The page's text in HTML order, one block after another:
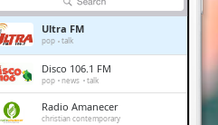
Ultra FM
pop talk
Disco 106.1 FM
pop news talk
Radio Amanecer
christian contemporary